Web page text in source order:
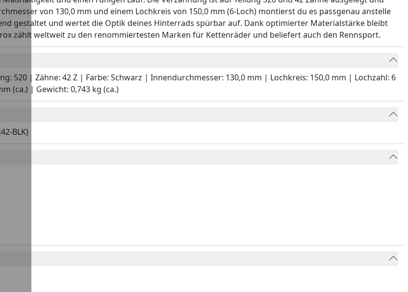
von 130,0 mm und einem Lochkreis von 150,0 mm (6-Loch) montierst du es passgenau anstelle
gestaltet und wertet die Optik deines Hinterrads spürbar auf. Dank optimierter Materialstärke bleibt
zählt weltweit zu den renommiertesten Marken für Kettenräder und beliefert auch den Rennsport.
520 | Zähne: 42 Z | Farbe: Schwarz | Innendurchmesser: 130,0 mm | Lochkreis: 150,0 mm | Lochzahl: 6
(ca.) | Gewicht: 0,743 kg (ca.)
BLK)